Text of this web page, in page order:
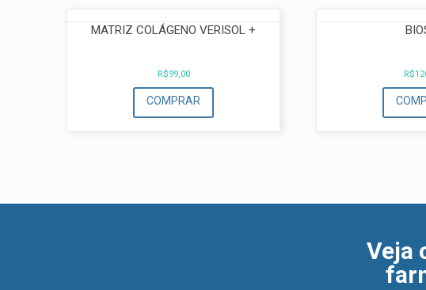
MATRIZ COLÁGENO VERISOL +
R$99,00
COMPRAR
R$
Veja